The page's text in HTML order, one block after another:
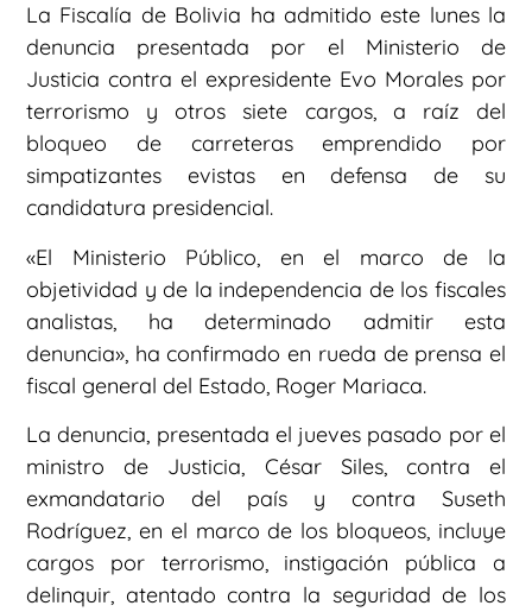
La Fiscalía de Bolivia ha admitido este lunes la
denuncia presentada por el Ministerio de
Justicia contra el expresidente Evo Morales por
terrorismo y otros siete cargos, a raíz del
bloqueo de carreteras emprendido por
simpatizantes evistas en defensa de su
candidatura presidencial.
«El Ministerio Público, en el marco de la
objetividad y de la independencia de los fiscales
analistas, ha determinado admitir esta
denuncia», ha confirmado en rueda de prensa el
fiscal general del Estado, Roger Mariaca.
La denuncia, presentada el jueves pasado por el
ministro de Justicia, César Siles, contra el
exmandatario del país y contra Suseth
Rodríguez, en el marco de los bloqueos, incluye
cargos por terrorismo, instigación pública a
delinquir, atentado contra la seguridad de los